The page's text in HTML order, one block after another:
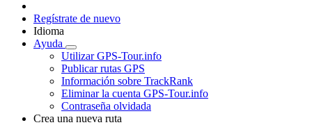
Regístrate de nuevo
Idioma
Ayuda
Utilizar GPS-Tour.info
Publicar rutas GPS
Información sobre TrackRank
Eliminar la cuenta GPS-Tour.info
Contraseña olvidada
Crea una nueva ruta